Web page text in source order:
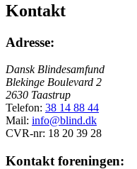
Kontakt
Adresse:
Dansk Blindesamfund
Blekinge Boulevard 2
2630 Taastrup
Telefon: 38 14 88 44
Mail: info@blind.dk
CVR-nr: 18 20 39 28
Kontakt foreningen: